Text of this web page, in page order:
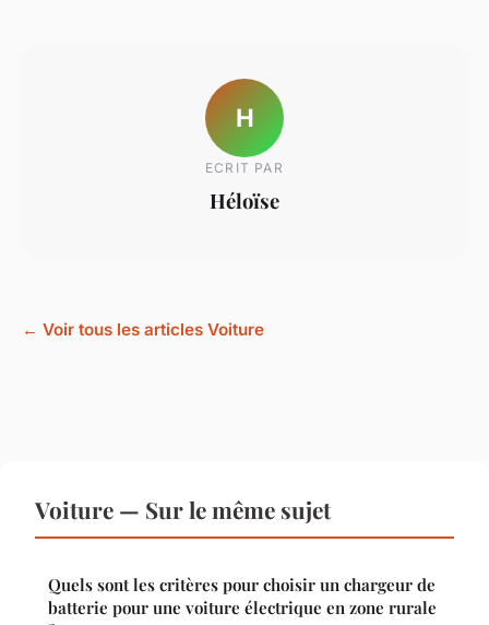
H
ECRIT PAR
Héloïse
← Voir tous les articles Voiture
Voiture — Sur le même sujet
Quels sont les critères pour choisir un chargeur de
batterie pour une voiture électrique en zone rurale